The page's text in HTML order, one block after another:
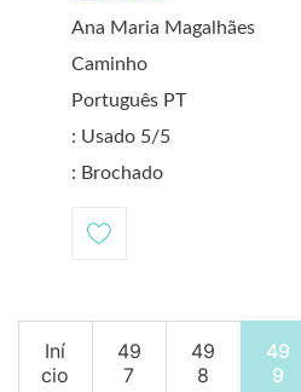
Ana Maria Magalhães
Caminho
Português PT
: Usado 5/5
: Brochado
Iní
cio
49
7
49
8
49
9